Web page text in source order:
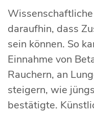
daraufhin, dass
sein können. So
Einnahme von
Rauchern, an
steigern, wie
bestätigte.